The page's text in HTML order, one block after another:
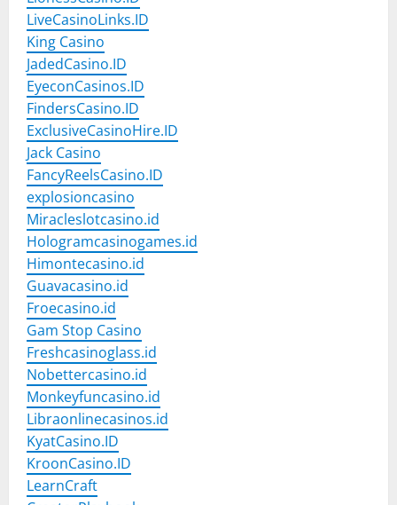
LiveCasinoLinks.ID
King Casino
JadedCasino.ID
EyeconCasinos.ID
FindersCasino.ID
ExclusiveCasinoHire.ID
Jack Casino
FancyReelsCasino.ID
explosioncasino
Miracleslotcasino.id
Hologramcasinogames.id
Himontecasino.id
Guavacasino.id
Froecasino.id
Gam Stop Casino
Freshcasinoglass.id
Nobettercasino.id
Monkeyfuncasino.id
Libraonlinecasinos.id
KyatCasino.ID
KroonCasino.ID
LearnCraft